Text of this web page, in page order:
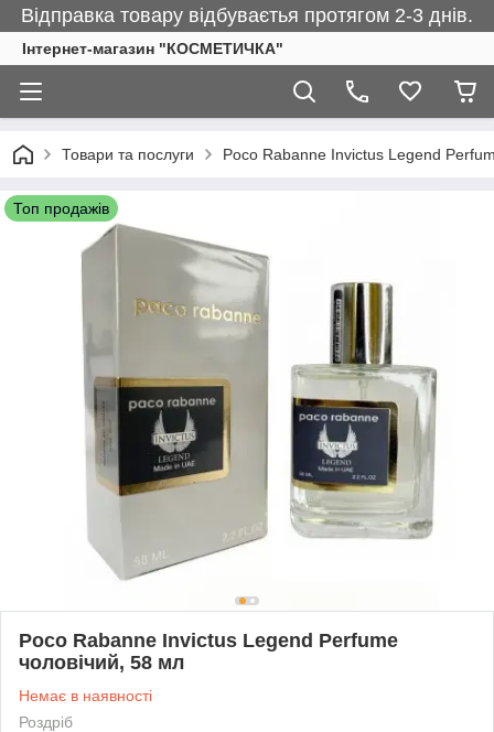
Відправка товару відбуваєтья протягом 2-3 днів.
Інтернет-магазин "КОСМЕТИЧКА"
Товари та послуги Poco Rabanne Invictus Legend
Топ продажів
Poco Rabanne Invictus Legend Perfume
чоловічий, 58 мл
Немає в наявності
Роздріб